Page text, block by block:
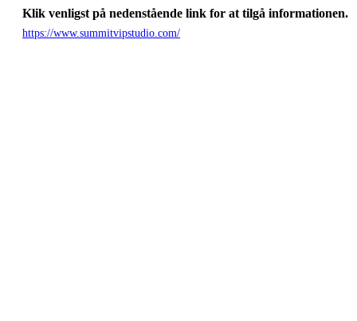
Klik venligst på nedenstående link for at tilgå informationen.
https://www.summitvipstudio.com/